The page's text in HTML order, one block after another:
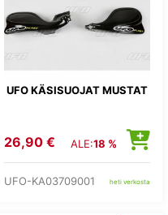
UFO KÄSISUOJAT MUSTAT
26,90 € ALE:18 %
UFO-KA03709001 heti verkosta